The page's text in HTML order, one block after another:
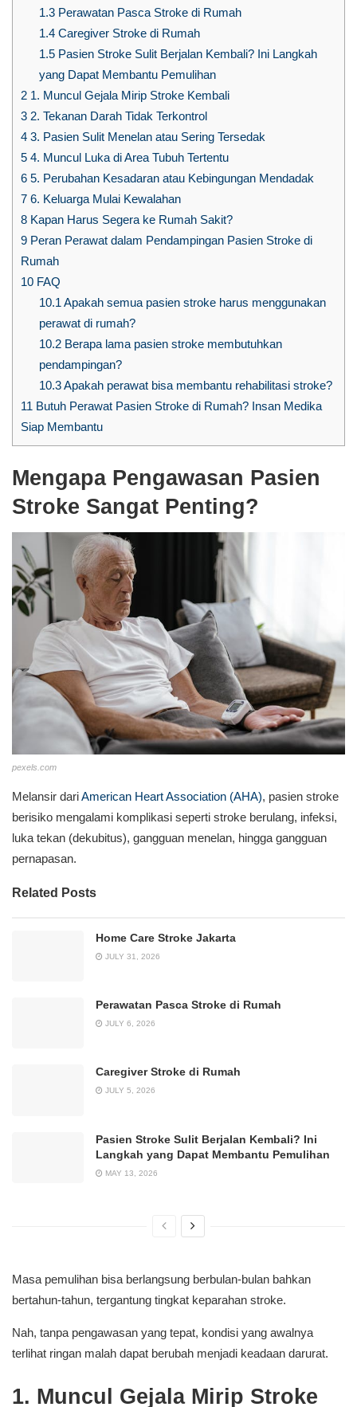
1.3Perawatan Pasca Stroke di Rumah
1.4Caregiver Stroke di Rumah
1.5Pasien Stroke Sulit Berjalan Kembali? Ini Langkah
yang Dapat Membantu Pemulihan
2 1. Muncul Gejala Mirip Stroke Kembali
3 2. Tekanan Darah Tidak Terkontrol
4 3. Pasien Sulit Menelan atau Sering Tersedak
5 4. Muncul Luka di Area Tubuh Tertentu
6 5. Perubahan Kesadaran atau Kebingungan Mendadak
7 6. Keluarga Mulai Kewalahan
8 Kapan Harus Segera ke Rumah Sakit?
9 Peran Perawat dalam Pendampingan Pasien Stroke di
Rumah
10 FAQ
10.1 Apakah semua pasien stroke harus menggunakan
perawat di rumah?
10.2Berapa lama pasien stroke membutuhkan
pendampingan?
10.3Apakah perawat bisa membantu rehabilitasi stroke?
11 Butuh Perawat Pasien Stroke di Rumah? Insan Medika
Siap Membantu
Mengapa Pengawasan Pasien
Stroke Sangat Penting?
pexels.com
Melansir dariAmerican Heart Association (AHA), pasien stroke
berisiko mengalami komplikasi seperti stroke berulang, infeksi,
luka tekan (dekubitus), gangguan menelan, hingga gangguan
pernapasan.
Related Posts
Home Care Stroke Jakarta
JULY 31, 2026
Perawatan Pasca Stroke di Rumah
JULY 6, 2026
Caregiver Stroke di Rumah
JULY 5, 2026
Pasien Stroke Sulit Berjalan Kembali? Ini
Langkah yang Dapat Membantu Pemulihan
MAY 13, 2026
Masa pemulihan bisa berlangsung berbulan-bulan bahkan
bertahun-tahun, tergantung tingkat keparahan stroke.
Nah, tanpa pengawasan yang tepat, kondisi yang awalnya
terlihat ringan malah dapat berubah menjadi keadaan darurat.
1. Muncul Gejala Mirip Stroke